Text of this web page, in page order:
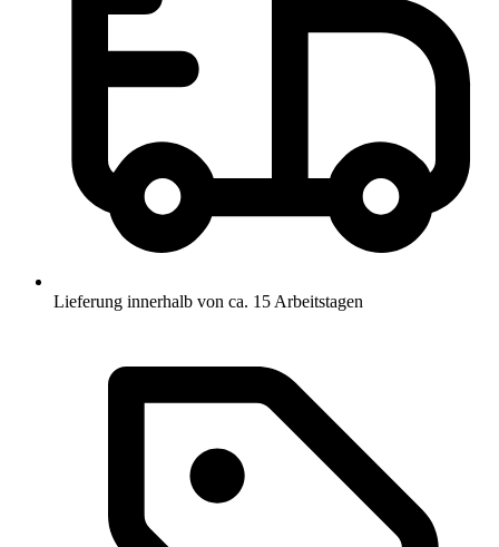
Lieferung innerhalb von ca. 15 Arbeitstagen